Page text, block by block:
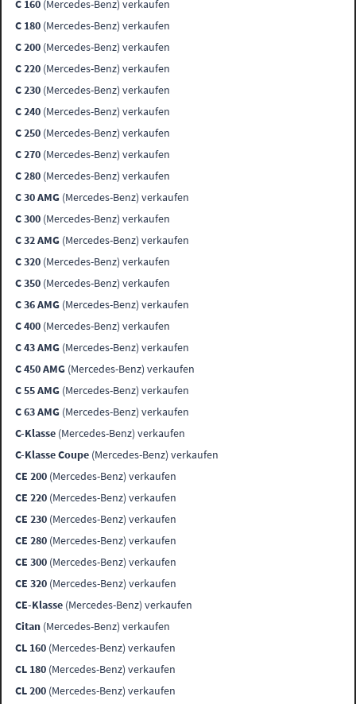
C 160 (Mercedes-Benz) verkaufen
C 180 (Mercedes-Benz) verkaufen
C 200 (Mercedes-Benz) verkaufen
C 220 (Mercedes-Benz) verkaufen
C 230 (Mercedes-Benz) verkaufen
C 240 (Mercedes-Benz) verkaufen
C 250 (Mercedes-Benz) verkaufen
C 270 (Mercedes-Benz) verkaufen
C 280 (Mercedes-Benz) verkaufen
C 30 AMG (Mercedes-Benz) verkaufen
C 300 (Mercedes-Benz) verkaufen
C 32 AMG (Mercedes-Benz) verkaufen
C 320 (Mercedes-Benz) verkaufen
C 350 (Mercedes-Benz) verkaufen
C 36 AMG (Mercedes-Benz) verkaufen
C 400 (Mercedes-Benz) verkaufen
C 43 AMG (Mercedes-Benz) verkaufen
C 450 AMG (Mercedes-Benz) verkaufen
C 55 AMG (Mercedes-Benz) verkaufen
C 63 AMG (Mercedes-Benz) verkaufen
C-Klasse (Mercedes-Benz) verkaufen
C-Klasse Coupe (Mercedes-Benz) verkaufen
CE 200 (Mercedes-Benz) verkaufen
CE 220 (Mercedes-Benz) verkaufen
CE 230 (Mercedes-Benz) verkaufen
CE 280 (Mercedes-Benz) verkaufen
CE 300 (Mercedes-Benz) verkaufen
CE 320 (Mercedes-Benz) verkaufen
CE-Klasse (Mercedes-Benz) verkaufen
Citan (Mercedes-Benz) verkaufen
CL 160 (Mercedes-Benz) verkaufen
CL 180 (Mercedes-Benz) verkaufen
CL 200 (Mercedes-Benz) verkaufen